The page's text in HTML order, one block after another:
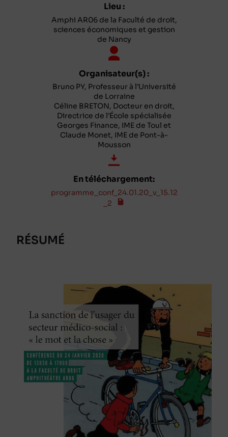
Lieu :
Amphi AR06 de la Faculté de droit,
sciences économiques et gestion
de Nancy
Organisateur(s) :
Bruno PY, Professeur à l’Université
de Lorraine
Céline BRETON, Docteur en droit,
Directrice de l’École spécialisée
Georges Finance, IME de Toul et
Claude Monet, IME de Pont-à-
Mousson
En téléchargement:
programme_conf_24.01.20_v_15.12
_2
RÉSUMÉ